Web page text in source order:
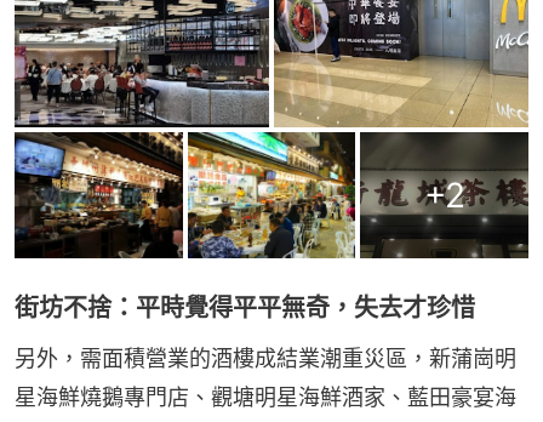
+2
街坊不捨：平時覺得平平無奇，失去才珍惜
另外，需面積營業的酒樓成結業潮重災區，新蒲崗明
星海鮮燒鵝專門店、觀塘明星海鮮酒家、藍田豪宴海